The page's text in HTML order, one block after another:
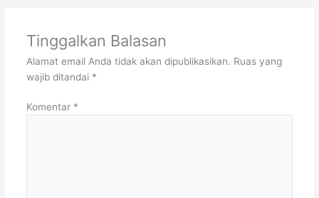
Tinggalkan Balasan
Alamat email Anda tidak akan dipublikasikan. Ruas yang
wajib ditandai *
Komentar *